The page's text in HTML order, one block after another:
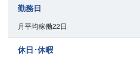
勤務日
月平均稼働22日
休日･休暇